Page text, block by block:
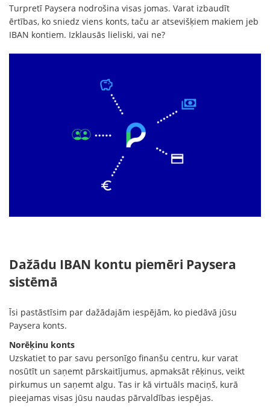
Turpretī Paysera nodrošina visas jomas. Varat izbaudīt
ērtības, ko sniedz viens konts, taču ar atsevišķiem makiem jeb
IBAN kontiem. Izklausās lieliski, vai ne?
Dažādu IBAN kontu piemēri Paysera
sistēmā
Īsi pastāstīsim par dažādajām iespējām, ko piedāvā jūsu
Paysera konts.
Norēķinu konts
Uzskatiet to par savu personīgo finanšu centru, kur varat
nosūtīt un saņemt pārskaitījumus, apmaksāt rēķinus, veikt
pirkumus un saņemt algu. Tas ir kā virtuāls maciņš, kurā
pieejamas visas jūsu naudas pārvaldības iespējas.